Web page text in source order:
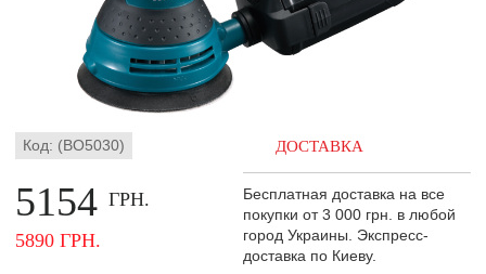
Код: (BO5030)
5154ГРН.
5890 ГРН.
ДОСТАВКА
Бесплатная доставка на все
покупки от 3 000 грн. в любой
город Украины. Экспресс-
доставка по Киеву.